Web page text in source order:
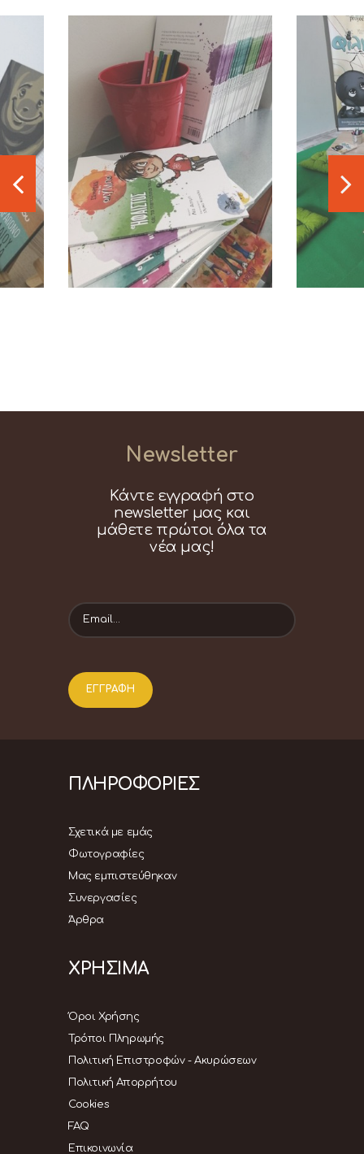
Newsletter
Κάντε εγγραφή στο
newsletter μας και
μάθετε πρώτοι όλα τα
νέα μας!
ΠΛΗΡΟΦΟΡΙΕΣ
Σχετικά με εμάς
Φωτογραφίες
Μας εμπιστεύθηκαν
Συνεργασίες
Άρθρα
ΧΡΗΣΙΜΑ
Όροι Χρήσης
Τρόποι Πληρωμής
Πολιτική Επιστροφών - Ακυρώσεων
Πολιτική Απορρήτου
Cookies
FAQ
Επικοινωνία